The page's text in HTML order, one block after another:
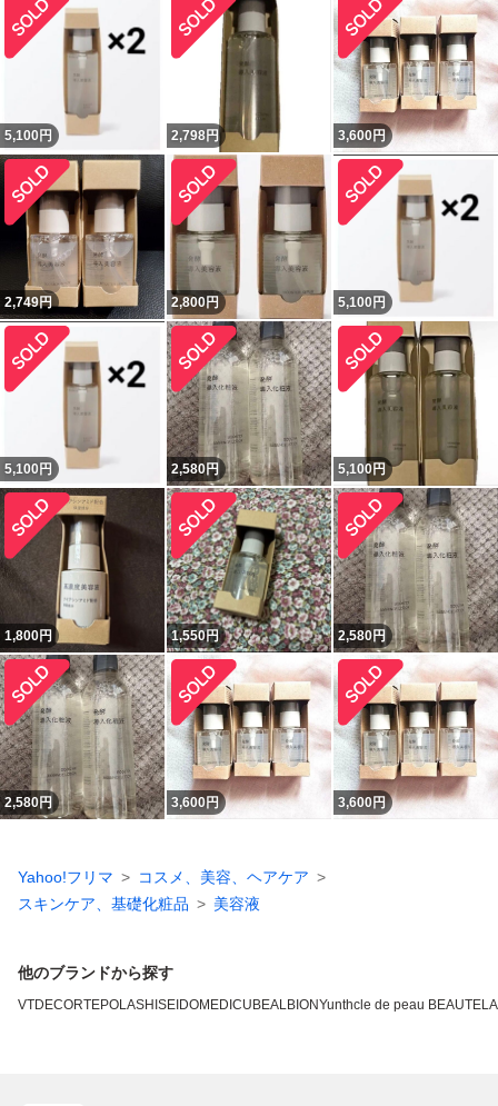
5,100 円 2,798円 3,600円
2,749円 2,800円 5,100 円
5,100 円 2,580円 5,100円
1,800円 1,550円 2,580円
2,580円 3,600円 3,600円
Yahoo!フリマ
コスメ、美容、ヘアケア
スキンケア、基礎化粧品
美容液
他のブランドから探す
VTDECORTEPOLASHISEIDOMEDICUBEALBIONYunthcle de peau BEAUTE